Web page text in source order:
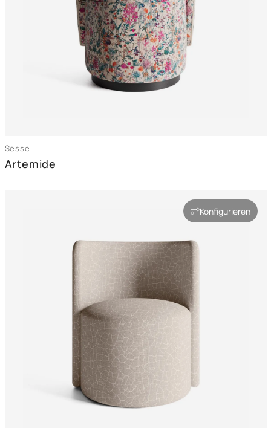
Sessel
Artemide
Konfigurieren